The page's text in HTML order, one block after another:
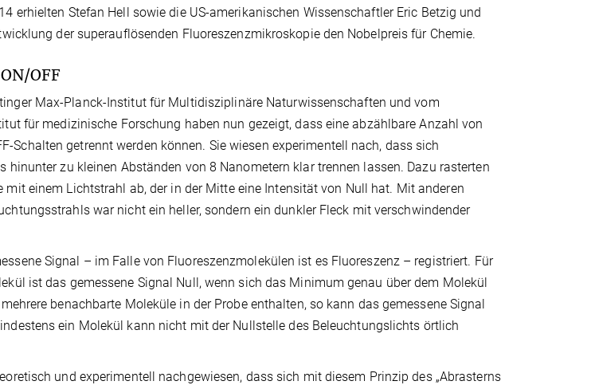
erhielten Stefan Hell sowie die US-amerikanischen Wissenschaftler Eric Betzig und
der superauflösenden Fluoreszenzmikroskopie den Nobelpreis für Chemie.
OFF
Max-Planck-Institut für Multidisziplinäre Naturwissenschaften und vom
für medizinische Forschung haben nun gezeigt, dass eine abzählbare Anzahl von
Schalten getrennt werden können. Sie wiesen experimentell nach, dass sich
hinunter zu kleinen Abständen von 8 Nanometern klar trennen lassen. Dazu rasterten
mit einem Lichtstrahl ab, der in der Mitte eine Intensität von Null hat. Mit anderen
war nicht ein heller, sondern ein dunkler Fleck mit verschwindender
Signal – im Falle von Fluoreszenzmolekülen ist es Fluoreszenz – registriert. Für
ist das gemessene Signal Null, wenn sich das Minimum genau über dem Molekül
benachbarte Moleküle in der Probe enthalten, so kann das gemessene Signal
ein Molekül kann nicht mit der Nullstelle des Beleuchtungslichts örtlich
und experimentell nachgewiesen, dass sich mit diesem Prinzip des „Abrasterns